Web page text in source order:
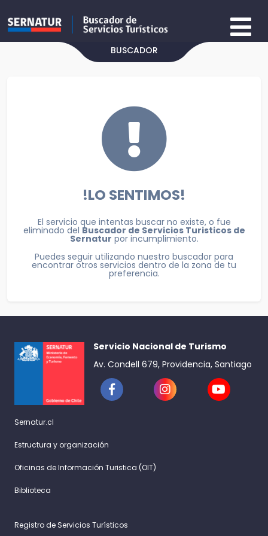
BUSCADOR
!LO SENTIMOS!
El servicio que intentas buscar no existe, o fue
eliminado del Buscador de Servicios Turisticos de
Sernatur por incumplimiento.
Puedes seguir utilizando nuestro buscador para
encontrar otros servicios dentro de la zona de tu
preferencia.
Servicio Nacional de Turismo
Av. Condell 679, Providencia, Santiago
Sernatur.cl
Estructura y organización
Oficinas de Información Turistica (OIT)
Biblioteca
Registro de Servicios Turísticos